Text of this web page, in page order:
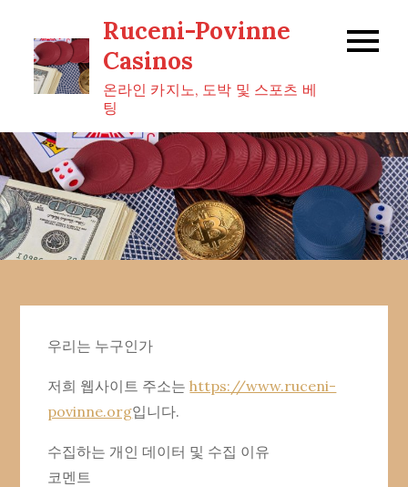
content
Ruceni-Povinne
Casinos
온라인 카지노, 도박 및 스포츠 베
팅
우리는 누구인가
저희 웹사이트 주소는https://www.ruceni-
povinne.org입니다.
수집하는 개인 데이터 및 수집 이유
코멘트